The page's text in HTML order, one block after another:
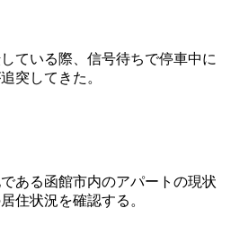
ている際、信号待ちで停車中に
突してきた。
ある函館市内のアパートの現状
住状況を確認する。